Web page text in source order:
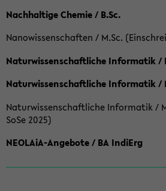
Nachhaltige Chemie / B.Sc.
Nanowissenschaften / M.Sc.
Naturwissenschaftliche Informatik /
Naturwissenschaftliche Informatik /
Naturwissenschaftliche Informatik /
SoSe 2025)
NEOLAiA-Angebote / BA IndiErg